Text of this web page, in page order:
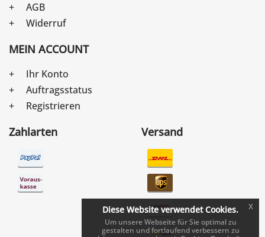
AGB
Widerruf
MEIN ACCOUNT
Ihr Konto
Auftragsstatus
Registrieren
Zahlarten Versand
Diese Website verwendet Cookies.
Um unsere Webseite für Sie optimal zu
gestalten und fortlaufend verbessern zu
x